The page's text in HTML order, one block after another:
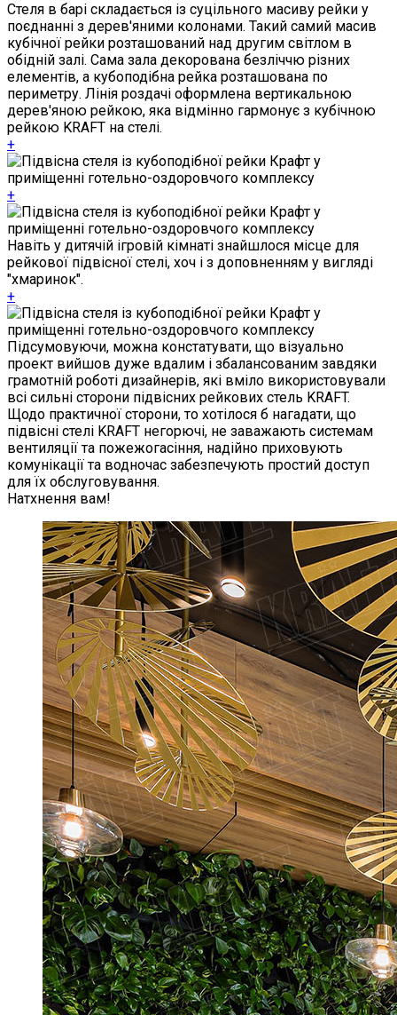
Стеля в барі складається із суцільного масиву рейки у
поєднанні з дерев'яними колонами. Такий самий масив
кубічної рейки розташований над другим світлом в
обідній залі. Сама зала декорована безліччю різних
елементів, а кубоподібна рейка розташована по
периметру. Лінія роздачі оформлена вертикальною
дерев'яною рейкою, яка відмінно гармонує з кубічною
рейкою KRAFT на стелі.
+
+
Навіть у дитячій ігровій кімнаті знайшлося місце для
рейкової підвісної стелі, хоч і з доповненням у вигляді
"хмаринок".
+
Підсумовуючи, можна констатувати, що візуально
проект вийшов дуже вдалим і збалансованим завдяки
грамотній роботі дизайнерів, які вміло використовували
всі сильні сторони підвісних рейкових стель KRAFT.
Щодо практичної сторони, то хотілося б нагадати, що
підвісні стелі KRAFT негорючі, не заважають системам
вентиляції та пожежогасіння, надійно приховують
комунікації та водночас забезпечують простий доступ
для їх обслуговування.
Натхнення вам!